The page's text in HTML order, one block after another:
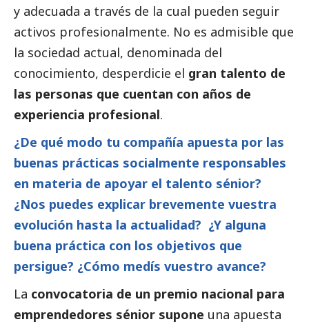
y adecuada a través de la cual pueden seguir
activos profesionalmente. No es admisible que
la sociedad actual, denominada del
conocimiento, desperdicie el gran talento de
las personas que cuentan con años de
experiencia profesional.
¿De qué modo tu compañía apuesta por las
buenas prácticas socialmente responsables
en materia de apoyar el talento sénior?
¿Nos puedes explicar brevemente vuestra
evolución hasta la actualidad? ¿Y alguna
buena práctica con los objetivos que
persigue? ¿Cómo medís vuestro avance?
La convocatoria de un premio nacional para
emprendedores sénior supone una apuesta